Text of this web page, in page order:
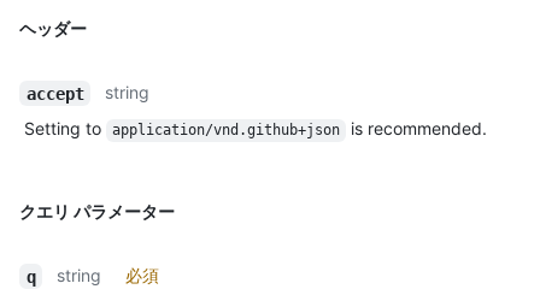
ヘッダー
accept
string
Setting to
application/vnd.github+json is recommended.
クエリ パラメーター
q string
必須